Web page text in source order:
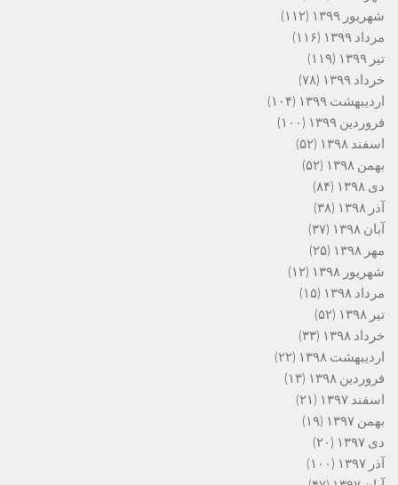
شهریور ۱۳۹۹
(۱۱۲)
مرداد ۱۳۹۹
(۱۱۶)
تیر ۱۳۹۹
(۱۱۹)
خرداد ۱۳۹۹
(۷۸)
اردیبهشت ۱۳۹۹
(۱۰۴)
فروردین ۱۳۹۹
(۱۰۰)
اسفند ۱۳۹۸
(۵۲)
بهمن ۱۳۹۸
(۵۲)
دی ۱۳۹۸
(۸۴)
آذر ۱۳۹۸
(۳۸)
آبان ۱۳۹۸
(۳۷)
مهر ۱۳۹۸
(۲۵)
شهریور ۱۳۹۸
(۱۲)
مرداد ۱۳۹۸
(۱۵)
تیر ۱۳۹۸
(۵۲)
خرداد ۱۳۹۸
(۳۳)
اردیبهشت ۱۳۹۸
(۲۲)
فروردین ۱۳۹۸
(۱۳)
اسفند ۱۳۹۷
(۲۱)
بهمن ۱۳۹۷
(۱۹)
دی ۱۳۹۷
(۲۰)
آذر ۱۳۹۷
(۱۰۰)